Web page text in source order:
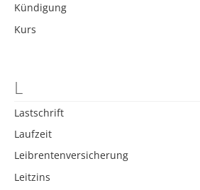
Kündigung
Kurs
L
Lastschrift
Laufzeit
Leibrentenversicherung
Leitzins